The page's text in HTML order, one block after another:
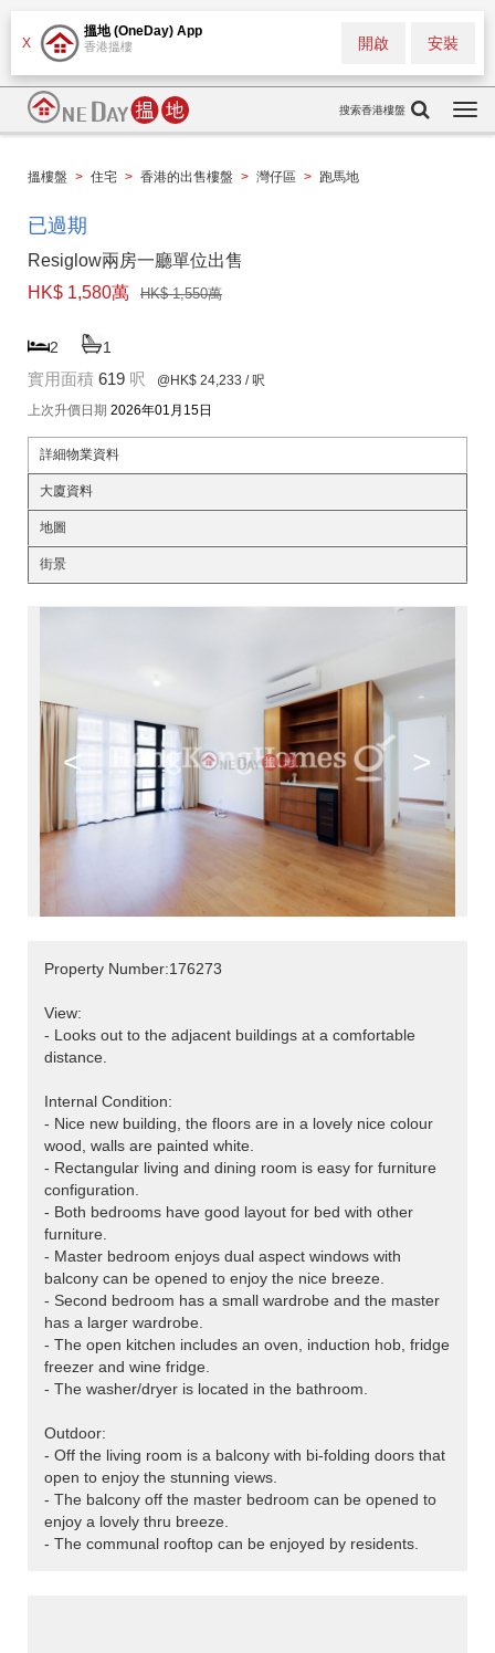
X
搵地 (OneDay) App
香港搵樓 安裝
開啟
搜索香港樓盤
搵樓盤 > 住宅 > 香港的出售樓盤 > 灣仔區 > 跑馬地
已過期
Resiglow兩房一廳單位出售
HK$ 1,580萬
HK$ 1,550萬
2 1
實用面積 619 呎 @HK$ 24,233 / 呎
上次升價日期 2026年01月15日
詳細物業資料
大廈資料
地圖
街景
< >
Property Number:176273
View:
- Looks out to the adjacent buildings at a comfortable
distance.
Internal Condition:
- Nice new building, the floors are in a lovely nice colour
wood, walls are painted white.
- Rectangular living and dining room is easy for furniture
configuration.
- Both bedrooms have good layout for bed with other
furniture.
- Master bedroom enjoys dual aspect windows with
balcony can be opened to enjoy the nice breeze.
- Second bedroom has a small wardrobe and the master
has a larger wardrobe.
- The open kitchen includes an oven, induction hob, fridge
freezer and wine fridge.
- The washer/dryer is located in the bathroom.
Outdoor:
- Off the living room is a balcony with bi-folding doors that
open to enjoy the stunning views.
- The balcony off the master bedroom can be opened to
enjoy a lovely thru breeze.
- The communal rooftop can be enjoyed by residents.